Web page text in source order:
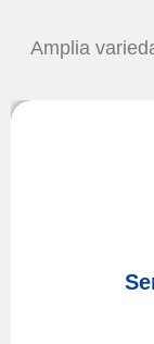
Amplia
Tras